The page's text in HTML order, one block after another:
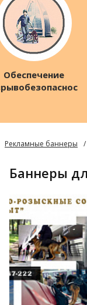
Обеспечение
Рекламные баннеры
Баннеры